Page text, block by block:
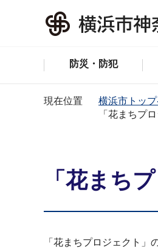
防災・防犯
現在位置 横浜市トッ
「花まちプ
「花まち
「花まちプロジェクト」